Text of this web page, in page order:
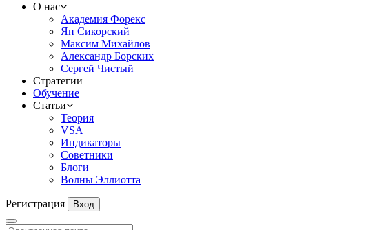
О нас
Академия Форекс
Ян Сикорский
Максим Михайлов
Александр Борских
Сергей Чистый
Стратегии
Обучение
Статьи
Теория
VSA
Индикаторы
Советники
Блоги
Волны Эллиотта
Регистрация Вход